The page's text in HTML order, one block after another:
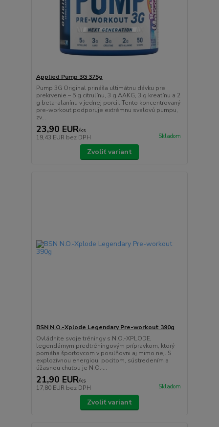
Applied Pump 3G 375g
Pump 3G Original prináša ultimátnu dávku pre
prekrvenie – 5 g citrulínu, 3 g AAKG, 3 g kreatínu a 2
g beta-alanínu v jednej porcii. Tento koncentrovaný
pre-workout podporuje extrémnu svalovú pumpu,
zv...
23,90 EUR/ks
19,43 EUR bez DPH Skladom
Zvoliť variant
BSN N.O.-Xplode Legendary Pre-workout 390g
Ovládnite svoje tréningy s N.O.-XPLODE,
legendárnym predtréningovým prípravkom, ktorý
pomáha športovcom v posilňovni aj mimo nej. S
explozívnou energiou, pocitom, sústredením a
úžasnou chuťou je N.O.-...
21,90 EUR/ks
17,80 EUR bez DPH Skladom
Zvoliť variant